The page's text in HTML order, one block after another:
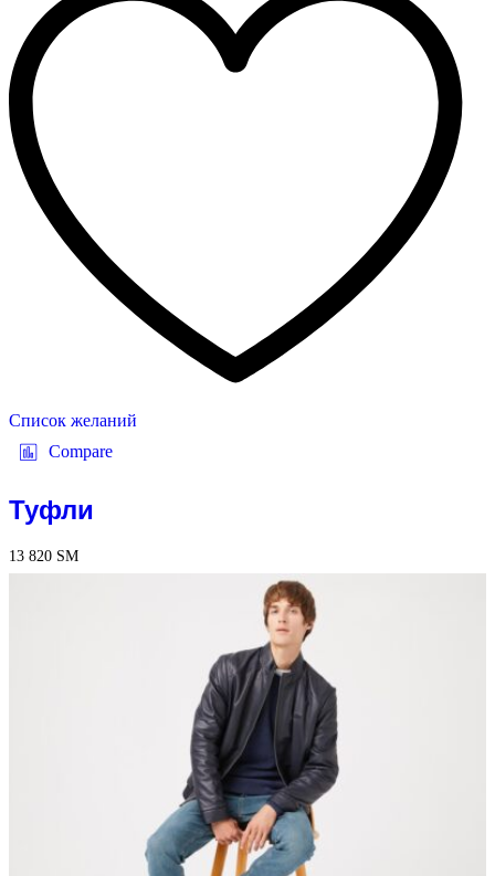
Список желаний
Compare
Туфли
13 820 ЅМ